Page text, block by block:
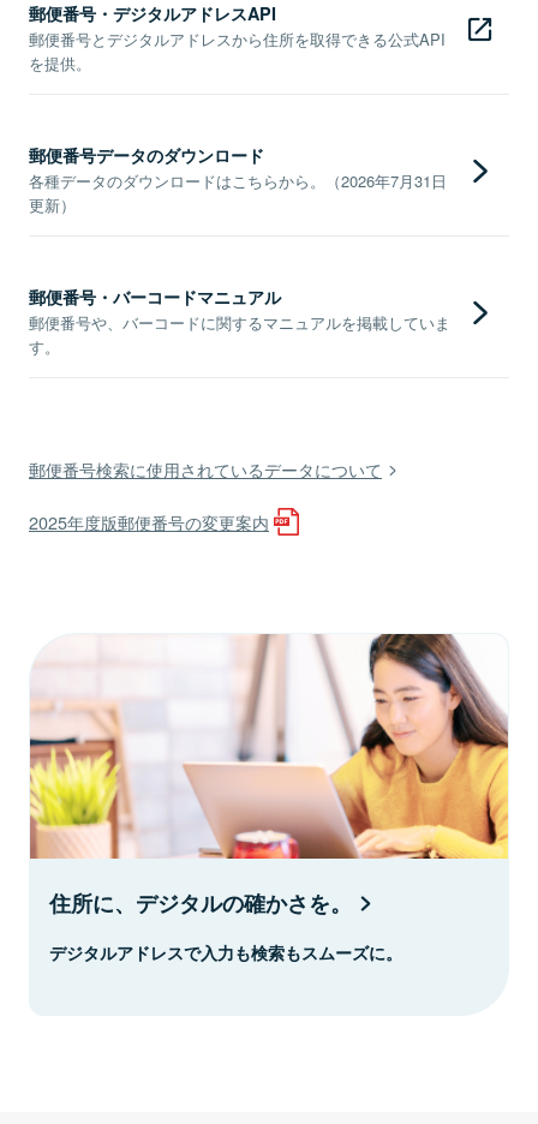
郵便番号・デジタルアドレスAPI
郵便番号とデジタルアドレスから住所を取得できる公式API
を提供。
郵便番号データのダウンロード
各種データのダウンロードはこちらから。（2026年7月31日
更新）
郵便番号・バーコードマニュアル
郵便番号や、バーコードに関するマニュアルを掲載していま
す。
郵便番号検索に使用されているデータについて
2025年度版郵便番号の変更案内
住所に、デジタルの確かさを。
デジタルアドレスで入力も検索もスムーズに。